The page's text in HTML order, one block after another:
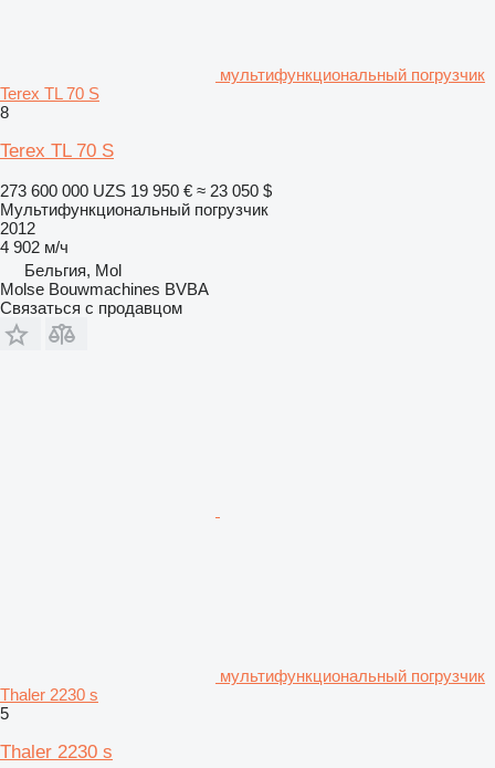
мультифункциональный погрузчик
Terex TL 70 S
8
Terex TL 70 S
273 600 000 UZS 19 950 € ≈ 23 050 $
Мультифункциональный погрузчик
2012
4 902 м/ч
Бельгия, Mol
Molse Bouwmachines BVBA
Связаться с продавцом
мультифункциональный погрузчик
Thaler 2230 s
5
Thaler 2230 s